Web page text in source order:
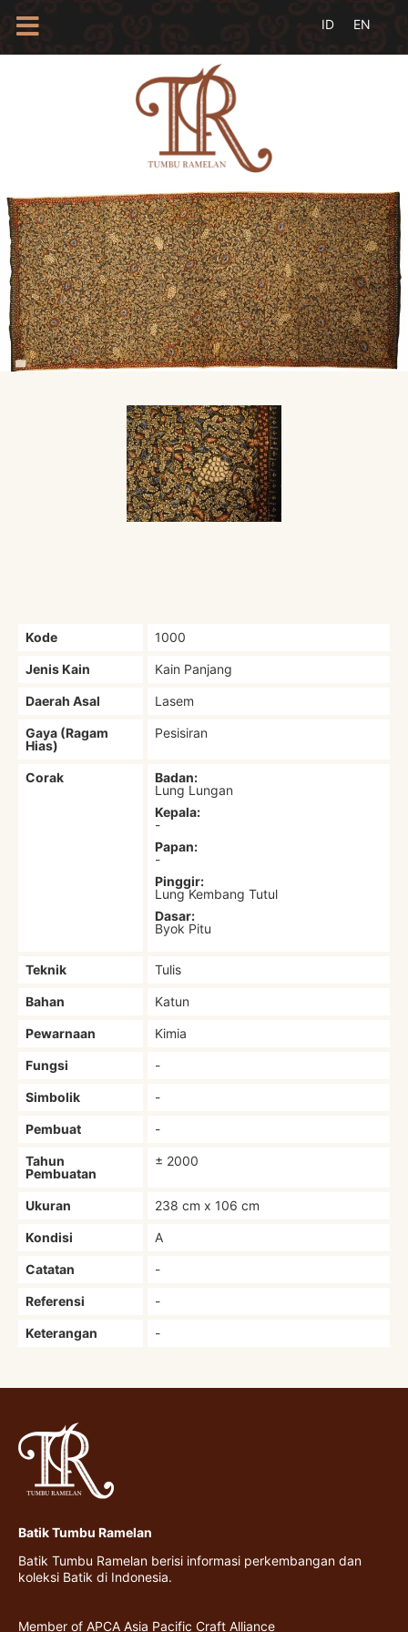
PROFIL
INSAN
BATIK
KAMUS
BATIK
KATALOG
BATIK
TANYA
JAWAB
Kode 1000
Jenis Kain Kain Panjang
Daerah Asal Lasem
Gaya (Ragam
Hias)
Pesisiran
Corak
Badan:
Lung Lungan
Kepala:
-
Papan:
-
Pinggir:
Lung Kembang Tutul
Dasar:
Byok Pitu
Teknik Tulis
Bahan Katun
Pewarnaan Kimia
Fungsi -
Simbolik -
Pembuat -
Tahun
Pembuatan
± 2000
Ukuran 238 cm x 106 cm
Kondisi A
Catatan -
Referensi -
Keterangan -
Batik Tumbu Ramelan
Batik Tumbu Ramelan berisi informasi perkembangan dan
koleksi Batik di Indonesia.
Member of APCA Asia Pacific Craft Alliance